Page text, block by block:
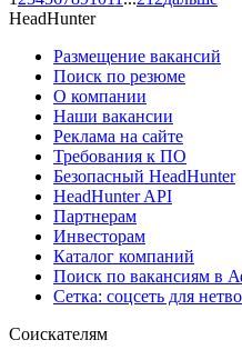
HeadHunter
Размещение вакансий
Поиск по резюме
О компании
Наши вакансии
Реклама на сайте
Требования к ПО
Безопасный HeadHunter
HeadHunter API
Партнерам
Инвесторам
Каталог компаний
Поиск по вакансиям в
Сетка: соцсеть для
Соискателям